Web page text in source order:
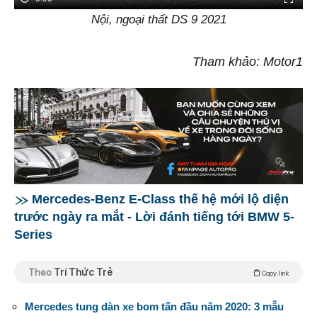
Nội, ngoại thất DS 9 2021
Tham khảo: Motor1
Mercedes-Benz E-Class thế hệ mới lộ diện
trước ngày ra mắt - Lời đánh tiếng tới BMW 5-
Series
Theo Trí Thức Trẻ Copy link
Mercedes tung dàn xe bom tấn đầu năm 2020: 3 mẫu